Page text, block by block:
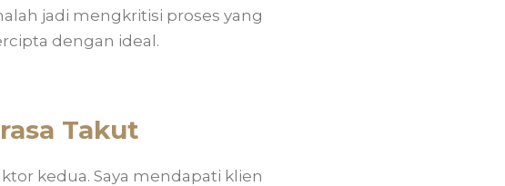
jadi mengkritisi proses yang
dengan ideal.
Takut
kedua. Saya mendapati klien